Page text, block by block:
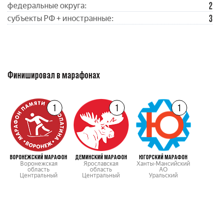
федеральные округа: 2
субъекты РФ + иностранные: 3
Финишировал в марафонах
1
ВОРОНЕЖСКИЙ МАРАФОН
Воронежская
область
Центральный
1
ДЕМИНСКИЙ МАРАФОН
Ярославская
область
Центральный
1
ЮГОРСКИЙ МАРАФОН
Ханты-Мансийский
АО
Уральский